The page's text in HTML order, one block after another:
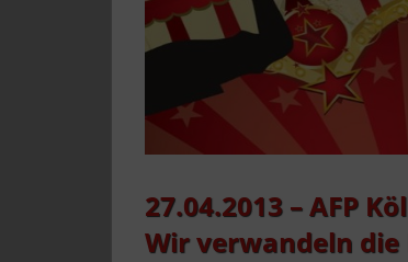
27.04.2013 – AFP
Wir verwandeln